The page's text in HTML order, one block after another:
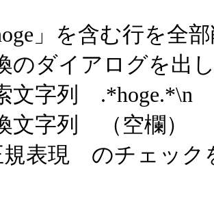
」を含む行を全
のダイアログを出
文字列 .*hoge.*\n
文字列 （空欄）
表現 のチェック